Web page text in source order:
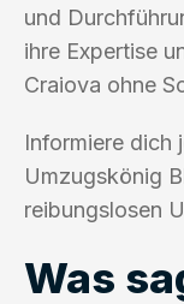
und
ihre Expertise
Craiova ohne
Informiere dich
Umzugskönig
reibungslosen
Was